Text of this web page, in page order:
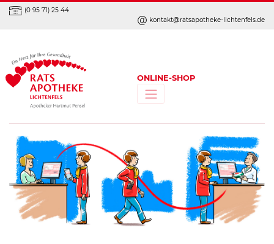
(0 95 71) 25 44
kontakt@ratsapotheke-lichtenfels.de
ONLINE-SHOP